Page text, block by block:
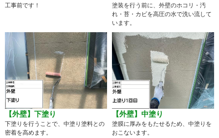
工事前です！
塗装を行う前に、外壁のホコリ・汚
れ・苔・カビを高圧の水で洗い流して
います。
【外壁】下塗り
下塗りを行うことで、中塗り塗料との
密着を高めます。
【外壁】中塗り
塗膜に厚みをもたせるため、中塗りを
おこないます。